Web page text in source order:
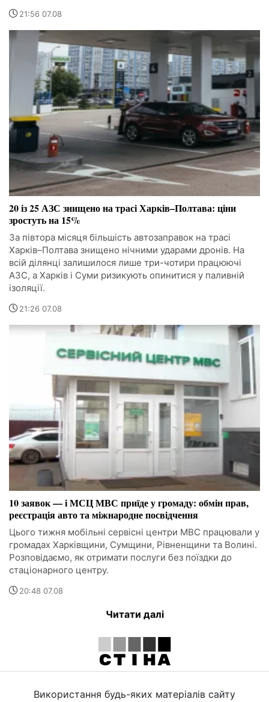
21:56 07.08
20 із 25 АЗС знищено на трасі Харків–Полтава: ціни
зростуть на 15%
За півтора місяця більшість автозаправок на трасі
Харків–Полтава знищено нічними ударами дронів. На
всій ділянці залишилося лише три-чотири працюючі
АЗС, а Харків і Суми ризикують опинитися у паливній
ізоляції.
21:26 07.08
10 заявок — і МСЦ МВС приїде у громаду: обмін прав,
реєстрація авто та міжнародне посвідчення
Цього тижня мобільні сервісні центри МВС працювали у
громадах Харківщини, Сумщини, Рівненщини та Волині.
Розповідаємо, як отримати послуги без поїздки до
стаціонарного центру.
20:48 07.08
Читати далі
Використання будь-яких матеріалів сайту